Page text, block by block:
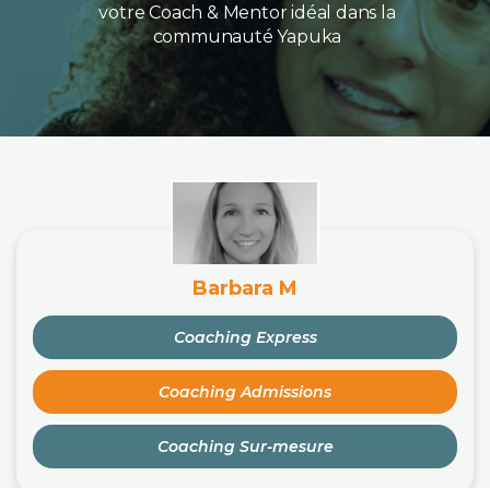
votre Coach & Mentor idéal dans la
communauté Yapuka
Barbara M
Coaching Express
Coaching Admissions
Coaching Sur-mesure